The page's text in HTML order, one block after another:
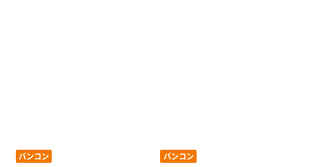
バンコン バンコン